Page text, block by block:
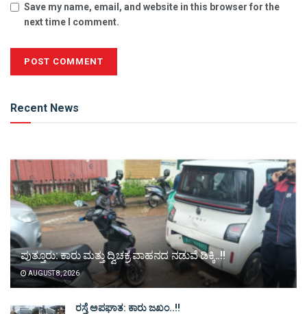
Save my name, email, and website in this browser for the
next time I comment.
Recent News
ಪುತ್ತೂರು: ಕಾರು ಮತ್ತು ದ್ವಿಚಕ್ರ ವಾಹನದ ನಡುವೆ ಡಿಕ್ಕಿ..!!
AUGUST 8, 2026
ರಸ್ತೆ ಅಪಘಾತ: ಕಾರು ಜಖಂ..!!